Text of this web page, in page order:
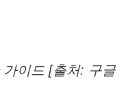
이드 [출처: 구글